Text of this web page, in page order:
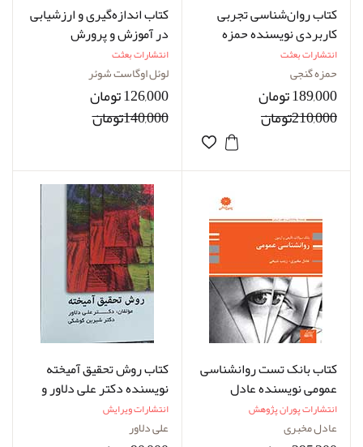
کتاب روان‌شناسی تجربی
کاربردی نویسنده حمزه
گنجی
انتشارات بعثت
حمزه گنجی
189,000 تومان
210,000تومان
کتاب اندازه‌گیری و ارزشیابی
در آموزش و پرورش
نویسنده لوئل‌اوگاست شوئر
مترجم حمزه گنجی
انتشارات بعثت
لوئل اوگاست شوئر
126,000 تومان
140,000تومان
کتاب بانک تست روانشناسی
عمومی نویسنده عادل
مخبری
انتشارات پوران پژوهش
عادل مخبری
کتاب روش تحقیق آمیخته
نویسنده دکتر علی دلاور و
دکتر شیرین کوشکی
انتشارات ویرایش
علی دلاور